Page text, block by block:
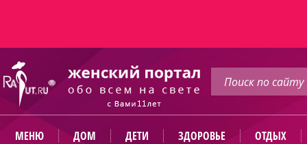
МЕНЮ ДОМ ДЕТИ ЗДОРОВЬЕ ОТДЫХ